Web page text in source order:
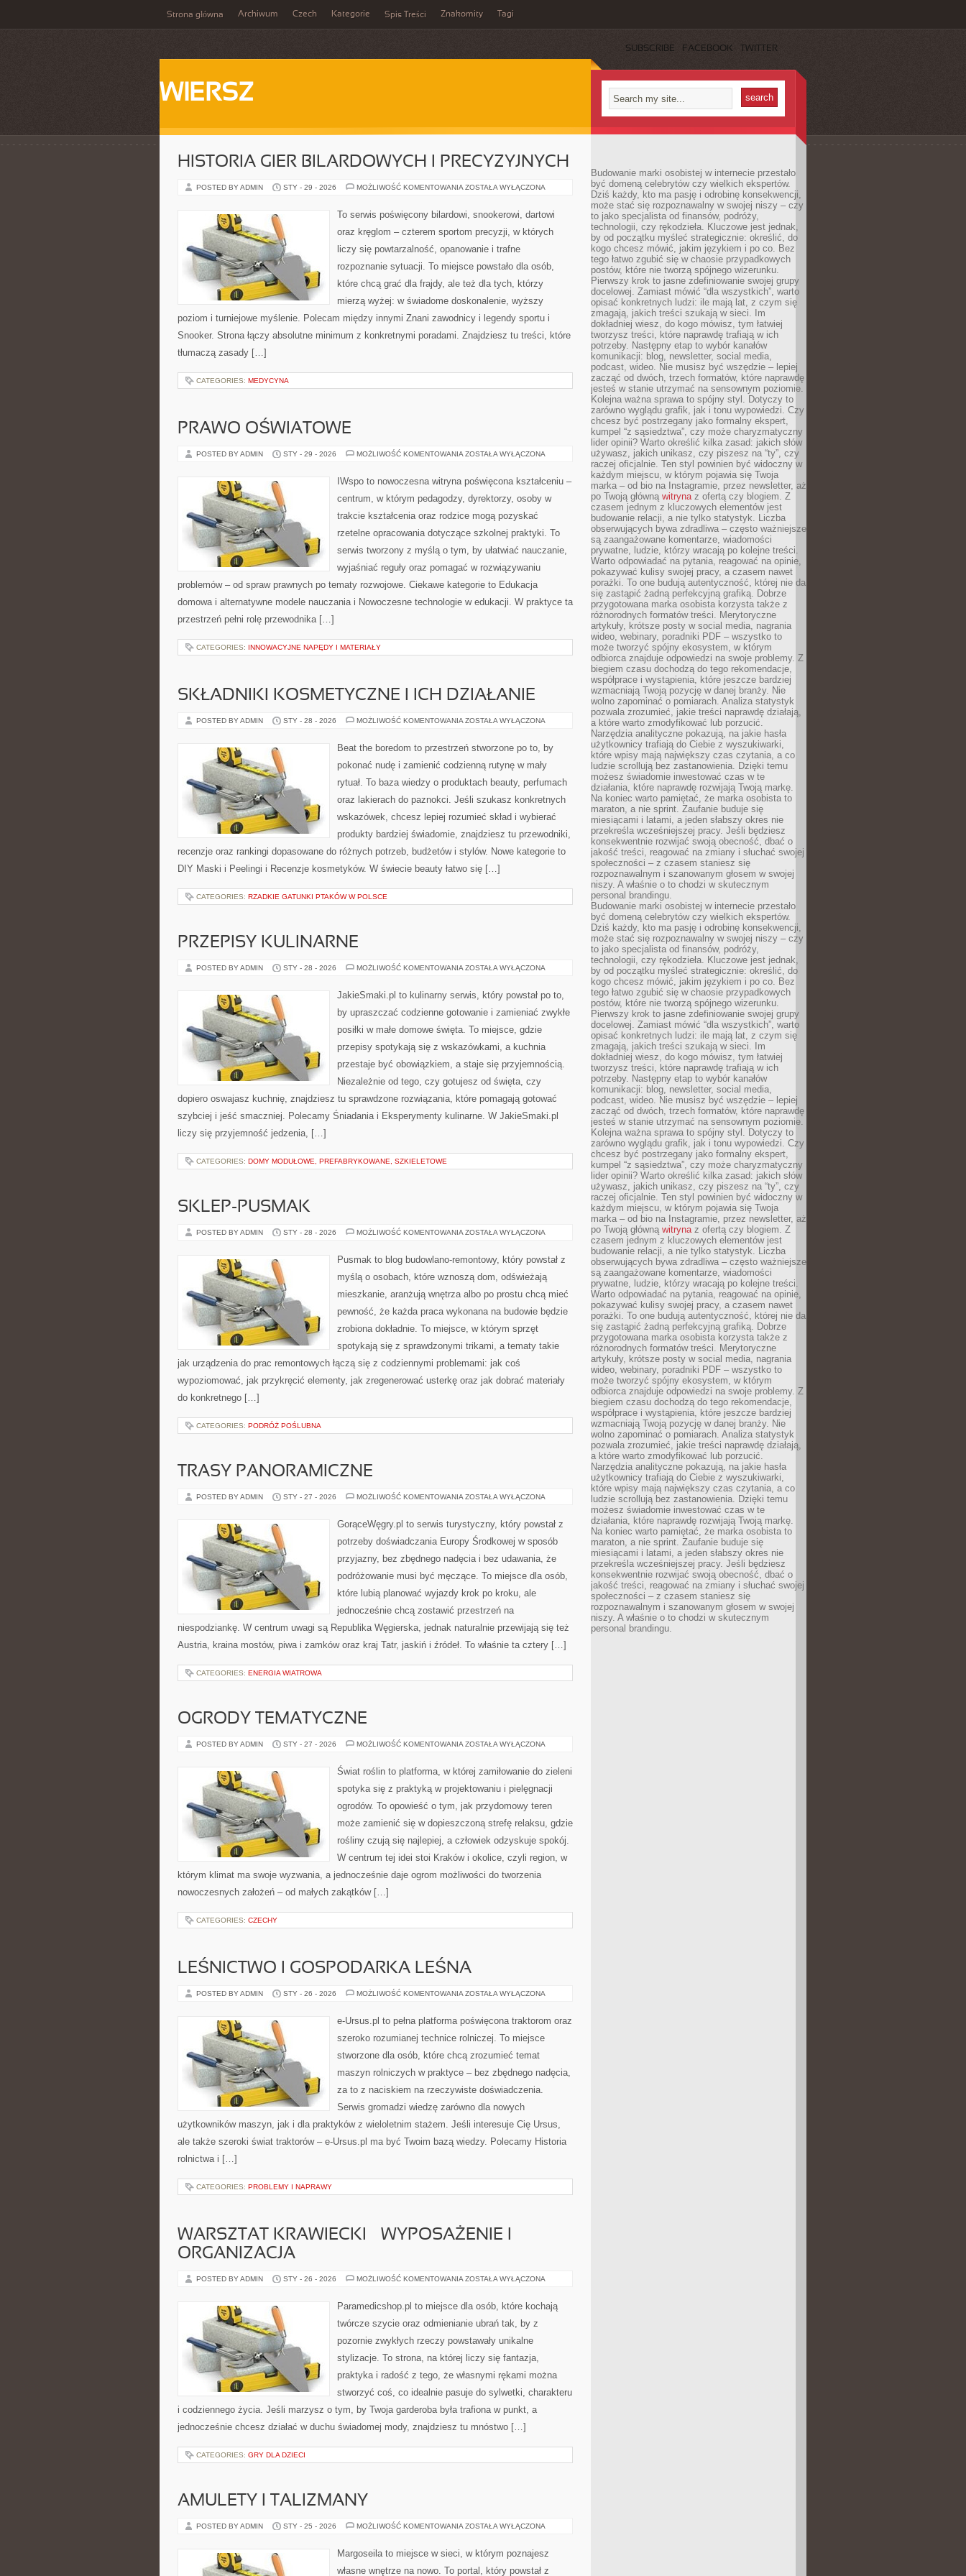
Strona główna Archiwum Czech Kategorie Spis Treści Znakomity Tagi
SUBSCRIBE FACEBOOK TWITTER
WIERSZ
HISTORIA GIER BILARDOWYCH I PRECYZYJNYCH
POSTED BY ADMIN STY - 29 - 2026 MOŻLIWOŚĆ KOMENTOWANIA HISTORIA
I
PRECYZYJNYCH
ZOSTAŁA WYŁĄCZONA
To serwis poświęcony bilardowi, snookerowi, dartowi
oraz kręglom – czterem sportom precyzji, w których
liczy się powtarzalność, opanowanie i trafne
rozpoznanie sytuacji. To miejsce powstało dla osób,
które chcą grać dla frajdy, ale też dla tych, którzy
mierzą wyżej: w świadome doskonalenie, wyższy
poziom i turniejowe myślenie. Polecam między innymi Znani zawodnicy i legendy sportu i
Snooker. Strona łączy absolutne minimum z konkretnymi poradami. Znajdziesz tu treści, które
tłumaczą zasady […]
CATEGORIES: MEDYCYNA
PRAWO OŚWIATOWE
POSTED BY ADMIN STY - 29 - 2026 MOŻLIWOŚĆ KOMENTOWANIA PRAWO
ZOSTAŁA WYŁĄCZONA
IWspo to nowoczesna witryna poświęcona kształceniu –
centrum, w którym pedagodzy, dyrektorzy, osoby w
trakcie kształcenia oraz rodzice mogą pozyskać
rzetelne opracowania dotyczące szkolnej praktyki. To
serwis tworzony z myślą o tym, by ułatwiać nauczanie,
wyjaśniać reguły oraz pomagać w rozwiązywaniu
problemów – od spraw prawnych po tematy rozwojowe. Ciekawe kategorie to Edukacja
domowa i alternatywne modele nauczania i Nowoczesne technologie w edukacji. W praktyce ta
przestrzeń pełni rolę przewodnika […]
CATEGORIES: INNOWACYJNE NAPĘDY I MATERIAŁY
SKŁADNIKI KOSMETYCZNE I ICH DZIAŁANIE
POSTED BY ADMIN STY - 28 - 2026 MOŻLIWOŚĆ KOMENTOWANIA SKŁADNIKI
ICH
DZIAŁANIE
ZOSTAŁA WYŁĄCZONA
Beat the boredom to przestrzeń stworzone po to, by
pokonać nudę i zamienić codzienną rutynę w mały
rytuał. To baza wiedzy o produktach beauty, perfumach
oraz lakierach do paznokci. Jeśli szukasz konkretnych
wskazówek, chcesz lepiej rozumieć skład i wybierać
produkty bardziej świadomie, znajdziesz tu przewodniki,
recenzje oraz rankingi dopasowane do różnych potrzeb, budżetów i stylów. Nowe kategorie to
DIY Maski i Peelingi i Recenzje kosmetyków. W świecie beauty łatwo się […]
CATEGORIES: RZADKIE GATUNKI PTAKÓW W POLSCE
PRZEPISY KULINARNE
POSTED BY ADMIN STY - 28 - 2026 MOŻLIWOŚĆ KOMENTOWANIA PRZEPISY
ZOSTAŁA WYŁĄCZONA
JakieSmaki.pl to kulinarny serwis, który powstał po to,
by upraszczać codzienne gotowanie i zamieniać zwykłe
posiłki w małe domowe święta. To miejsce, gdzie
przepisy spotykają się z wskazówkami, a kuchnia
przestaje być obowiązkiem, a staje się przyjemnością.
Niezależnie od tego, czy gotujesz od święta, czy
dopiero oswajasz kuchnię, znajdziesz tu sprawdzone rozwiązania, które pomagają gotować
szybciej i jeść smaczniej. Polecamy Śniadania i Eksperymenty kulinarne. W JakieSmaki.pl
liczy się przyjemność jedzenia, […]
CATEGORIES: DOMY MODUŁOWE, PREFABRYKOWANE, SZKIELETOWE
SKLEP-PUSMAK
POSTED BY ADMIN STY - 28 - 2026 MOŻLIWOŚĆ KOMENTOWANIA SKLEP-
ZOSTAŁA WYŁĄCZONA
Pusmak to blog budowlano-remontowy, który powstał z
myślą o osobach, które wznoszą dom, odświeżają
mieszkanie, aranżują wnętrza albo po prostu chcą mieć
pewność, że każda praca wykonana na budowie będzie
zrobiona dokładnie. To miejsce, w którym sprzęt
spotykają się z sprawdzonymi trikami, a tematy takie
jak urządzenia do prac remontowych łączą się z codziennymi problemami: jak coś
wypoziomować, jak przykręcić elementy, jak zregenerować usterkę oraz jak dobrać materiały
do konkretnego […]
CATEGORIES: PODRÓŻ POŚLUBNA
TRASY PANORAMICZNE
POSTED BY ADMIN STY - 27 - 2026 MOŻLIWOŚĆ KOMENTOWANIA TRASY
ZOSTAŁA WYŁĄCZONA
GorąceWęgry.pl to serwis turystyczny, który powstał z
potrzeby doświadczania Europy Środkowej w sposób
przyjazny, bez zbędnego nadęcia i bez udawania, że
podróżowanie musi być męczące. To miejsce dla osób,
które lubią planować wyjazdy krok po kroku, ale
jednocześnie chcą zostawić przestrzeń na
niespodziankę. W centrum uwagi są Republika Węgierska, jednak naturalnie przewijają się też
Austria, kraina mostów, piwa i zamków oraz kraj Tatr, jaskiń i źródeł. To właśnie ta cztery […]
CATEGORIES: ENERGIA WIATROWA
OGRODY TEMATYCZNE
POSTED BY ADMIN STY - 27 - 2026 MOŻLIWOŚĆ KOMENTOWANIA OGRODY
ZOSTAŁA WYŁĄCZONA
Świat roślin to platforma, w której zamiłowanie do zieleni
spotyka się z praktyką w projektowaniu i pielęgnacji
ogrodów. To opowieść o tym, jak przydomowy teren
może zamienić się w dopieszczoną strefę relaksu, gdzie
rośliny czują się najlepiej, a człowiek odzyskuje spokój.
W centrum tej idei stoi Kraków i okolice, czyli region, w
którym klimat ma swoje wyzwania, a jednocześnie daje ogrom możliwości do tworzenia
nowoczesnych założeń – od małych zakątków […]
CATEGORIES: CZECHY
LEŚNICTWO I GOSPODARKA LEŚNA
POSTED BY ADMIN STY - 26 - 2026 MOŻLIWOŚĆ KOMENTOWANIA LEŚNICTWO
LEŚNA
ZOSTAŁA WYŁĄCZONA
e-Ursus.pl to pełna platforma poświęcona traktorom oraz
szeroko rozumianej technice rolniczej. To miejsce
stworzone dla osób, które chcą zrozumieć temat
maszyn rolniczych w praktyce – bez zbędnego nadęcia,
za to z naciskiem na rzeczywiste doświadczenia.
Serwis gromadzi wiedzę zarówno dla nowych
użytkowników maszyn, jak i dla praktyków z wieloletnim stażem. Jeśli interesuje Cię Ursus,
ale także szeroki świat traktorów – e-Ursus.pl ma być Twoim bazą wiedzy. Polecamy Historia
rolnictwa i […]
CATEGORIES: PROBLEMY I NAPRAWY
WARSZTAT KRAWIECKI – WYPOSAŻENIE I
ORGANIZACJA
POSTED BY ADMIN STY - 26 - 2026 MOŻLIWOŚĆ KOMENTOWANIA WARSZTAT
WYPOSAŻENIE
I
ZOSTAŁA WYŁĄCZONA
Paramedicshop.pl to miejsce dla osób, które kochają
twórcze szycie oraz odmienianie ubrań tak, by z
pozornie zwykłych rzeczy powstawały unikalne
stylizacje. To strona, na której liczy się fantazja,
praktyka i radość z tego, że własnymi rękami można
stworzyć coś, co idealnie pasuje do sylwetki, charakteru
i codziennego życia. Jeśli marzysz o tym, by Twoja garderoba była trafiona w punkt, a
jednocześnie chcesz działać w duchu świadomej mody, znajdziesz tu mnóstwo […]
CATEGORIES: GRY DLA DZIECI
AMULETY I TALIZMANY
POSTED BY ADMIN STY - 25 - 2026 MOŻLIWOŚĆ KOMENTOWANIA AMULETY
ZOSTAŁA WYŁĄCZONA
Margoseila to miejsce w sieci, w którym poznajesz
własne wnętrze na nowo. To portal, który powstał z
Budowanie marki osobistej w internecie przestało
być domeną celebrytów czy wielkich ekspertów.
Dziś każdy, kto ma pasję i odrobinę konsekwencji,
może stać się rozpoznawalny w swojej niszy – czy
to jako specjalista od finansów, podróży,
technologii, czy rękodzieła. Kluczowe jest jednak,
by od początku myśleć strategicznie: określić, do
kogo chcesz mówić, jakim językiem i po co. Bez
tego łatwo zgubić się w chaosie przypadkowych
postów, które nie tworzą spójnego wizerunku.
Pierwszy krok to jasne zdefiniowanie swojej grupy
docelowej. Zamiast mówić “dla wszystkich”, warto
opisać konkretnych ludzi: ile mają lat, z czym się
zmagają, jakich treści szukają w sieci. Im
dokładniej wiesz, do kogo mówisz, tym łatwiej
tworzysz treści, które naprawdę trafiają w ich
potrzeby. Następny etap to wybór kanałów
komunikacji: blog, newsletter, social media,
podcast, wideo. Nie musisz być wszędzie – lepiej
zacząć od dwóch, trzech formatów, które naprawdę
jesteś w stanie utrzymać na sensownym poziomie.
Kolejna ważna sprawa to spójny styl. Dotyczy to
zarówno wyglądu grafik, jak i tonu wypowiedzi. Czy
chcesz być postrzegany jako formalny ekspert,
kumpel “z sąsiedztwa”, czy może charyzmatyczny
lider opinii? Warto określić kilka zasad: jakich słów
używasz, jakich unikasz, czy piszesz na “ty”, czy
raczej oficjalnie. Ten styl powinien być widoczny w
każdym miejscu, w którym pojawia się Twoja
marka – od bio na Instagramie, przez newsletter, aż
po Twoją główną witrynaz ofertą czy blogiem. Z
czasem jednym z kluczowych elementów jest
budowanie relacji, a nie tylko statystyk. Liczba
obserwujących bywa zdradliwa – często ważniejsze
są zaangażowane komentarze, wiadomości
prywatne, ludzie, którzy wracają po kolejne treści.
Warto odpowiadać na pytania, reagować na opinie,
pokazywać kulisy swojej pracy, a czasem nawet
porażki. To one budują autentyczność, której nie da
się zastąpić żadną perfekcyjną grafiką. Dobrze
przygotowana marka osobista korzysta także z
różnorodnych formatów treści. Merytoryczne
artykuły, krótsze posty w social media, nagrania
wideo, webinary, poradniki PDF – wszystko to
może tworzyć spójny ekosystem, w którym
odbiorca znajduje odpowiedzi na swoje problemy. Z
biegiem czasu dochodzą do tego rekomendacje,
współprace i wystąpienia, które jeszcze bardziej
wzmacniają Twoją pozycję w danej branży. Nie
wolno zapominać o pomiarach. Analiza statystyk
pozwala zrozumieć, jakie treści naprawdę działają,
a które warto zmodyfikować lub porzucić.
Narzędzia analityczne pokazują, na jakie hasła
użytkownicy trafiają do Ciebie z wyszukiwarki,
które wpisy mają największy czas czytania, a co
ludzie scrollują bez zastanowienia. Dzięki temu
możesz świadomie inwestować czas w te
działania, które naprawdę rozwijają Twoją markę.
Na koniec warto pamiętać, że marka osobista to
maraton, a nie sprint. Zaufanie buduje się
miesiącami i latami, a jeden słabszy okres nie
przekreśla wcześniejszej pracy. Jeśli będziesz
konsekwentnie rozwijać swoją obecność, dbać o
jakość treści, reagować na zmiany i słuchać swojej
społeczności – z czasem staniesz się
rozpoznawalnym i szanowanym głosem w swojej
niszy. A właśnie o to chodzi w skutecznym
personal brandingu.
Budowanie marki osobistej w internecie przestało
być domeną celebrytów czy wielkich ekspertów.
Dziś każdy, kto ma pasję i odrobinę konsekwencji,
może stać się rozpoznawalny w swojej niszy – czy
to jako specjalista od finansów, podróży,
technologii, czy rękodzieła. Kluczowe jest jednak,
by od początku myśleć strategicznie: określić, do
kogo chcesz mówić, jakim językiem i po co. Bez
tego łatwo zgubić się w chaosie przypadkowych
postów, które nie tworzą spójnego wizerunku.
Pierwszy krok to jasne zdefiniowanie swojej grupy
docelowej. Zamiast mówić “dla wszystkich”, warto
opisać konkretnych ludzi: ile mają lat, z czym się
zmagają, jakich treści szukają w sieci. Im
dokładniej wiesz, do kogo mówisz, tym łatwiej
tworzysz treści, które naprawdę trafiają w ich
potrzeby. Następny etap to wybór kanałów
komunikacji: blog, newsletter, social media,
podcast, wideo. Nie musisz być wszędzie – lepiej
zacząć od dwóch, trzech formatów, które naprawdę
jesteś w stanie utrzymać na sensownym poziomie.
Kolejna ważna sprawa to spójny styl. Dotyczy to
zarówno wyglądu grafik, jak i tonu wypowiedzi. Czy
chcesz być postrzegany jako formalny ekspert,
kumpel “z sąsiedztwa”, czy może charyzmatyczny
lider opinii? Warto określić kilka zasad: jakich słów
używasz, jakich unikasz, czy piszesz na “ty”, czy
raczej oficjalnie. Ten styl powinien być widoczny w
każdym miejscu, w którym pojawia się Twoja
marka – od bio na Instagramie, przez newsletter, aż
po Twoją główną witrynaz ofertą czy blogiem. Z
czasem jednym z kluczowych elementów jest
budowanie relacji, a nie tylko statystyk. Liczba
obserwujących bywa zdradliwa – często ważniejsze
są zaangażowane komentarze, wiadomości
prywatne, ludzie, którzy wracają po kolejne treści.
Warto odpowiadać na pytania, reagować na opinie,
pokazywać kulisy swojej pracy, a czasem nawet
porażki. To one budują autentyczność, której nie da
się zastąpić żadną perfekcyjną grafiką. Dobrze
przygotowana marka osobista korzysta także z
różnorodnych formatów treści. Merytoryczne
artykuły, krótsze posty w social media, nagrania
wideo, webinary, poradniki PDF – wszystko to
może tworzyć spójny ekosystem, w którym
odbiorca znajduje odpowiedzi na swoje problemy. Z
biegiem czasu dochodzą do tego rekomendacje,
współprace i wystąpienia, które jeszcze bardziej
wzmacniają Twoją pozycję w danej branży. Nie
wolno zapominać o pomiarach. Analiza statystyk
pozwala zrozumieć, jakie treści naprawdę działają,
a które warto zmodyfikować lub porzucić.
Narzędzia analityczne pokazują, na jakie hasła
użytkownicy trafiają do Ciebie z wyszukiwarki,
które wpisy mają największy czas czytania, a co
ludzie scrollują bez zastanowienia. Dzięki temu
możesz świadomie inwestować czas w te
działania, które naprawdę rozwijają Twoją markę.
Na koniec warto pamiętać, że marka osobista to
maraton, a nie sprint. Zaufanie buduje się
miesiącami i latami, a jeden słabszy okres nie
przekreśla wcześniejszej pracy. Jeśli będziesz
konsekwentnie rozwijać swoją obecność, dbać o
jakość treści, reagować na zmiany i słuchać swojej
społeczności – z czasem staniesz się
rozpoznawalnym i szanowanym głosem w swojej
niszy. A właśnie o to chodzi w skutecznym
personal brandingu.